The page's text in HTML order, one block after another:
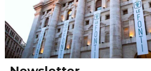
net zero entro il 2050 o prima e a
obiettivi cruciali dell’Accordo di
composto da 273 asset manager, per
61.300 miliardi di dollari in AuM. I